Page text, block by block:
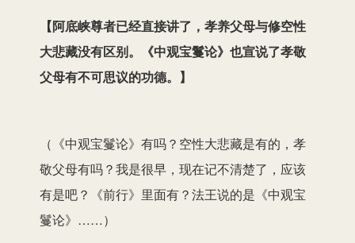
【阿底峡尊者已经直接讲了，孝养父母与修空性
大悲藏没有区别。《中观宝鬘论》也宣说了孝敬
父母有不可思议的功德。 】
（《中观宝鬘论》有吗？空性大悲藏是有的，孝
敬父母有吗？我是很早，现在记不清楚了，应该
有是吧？《前行》里面有？法王说的是《中观宝
鬘论》……）